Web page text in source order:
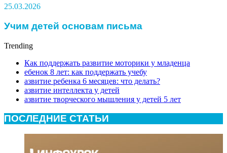
25.03.2026
Учим детей основам письма
Trending
Как поддержать развитие моторики у младенца
ебенок 8 лет: как поддержать учебу
азвитие ребенка 6 месяцев: что делать?
азвитие интеллекта у детей
азвитие творческого мышления у детей 5 лет
ПОСЛЕДНИЕ СТАТЬИ